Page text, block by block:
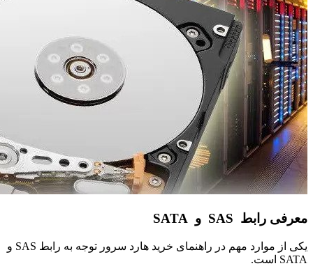
معرفی رابط SAS و
یکی از موارد مهم در راهنمای خرید هارد سرور توجه به رابط SAS و
SATA است.